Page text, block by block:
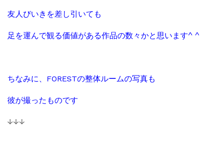
友人びいきを差し引いても
足を運んで観る価値がある作品の数々かと思います^ ^
ちなみに、FORESTの整体ルームの写真も
彼が撮ったものです
↓↓↓